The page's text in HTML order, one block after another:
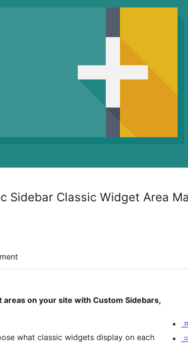
Sidebar Classic Widget Area
on your site with Custom Sidebars,
what classic widgets display on each